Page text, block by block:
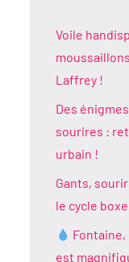
Voile
Laffrey !
Des
sourires :
urbain !
Gants,
le cycle
Fontaine,
est